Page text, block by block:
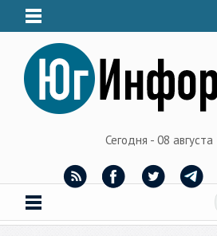
Сегодня - 08 августа